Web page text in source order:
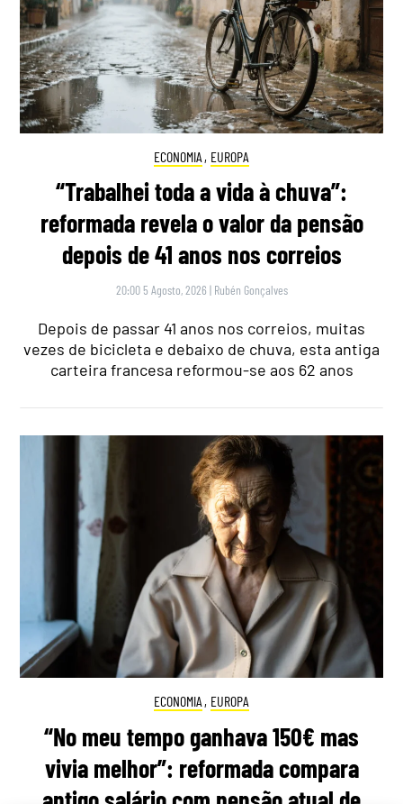
ECONOMIA , EUROPA
“Trabalhei toda a vida à chuva”:
reformada revela o valor da pensão
depois de 41 anos nos correios
20:00 5 Agosto, 2026 | Rubén Gonçalves
Depois de passar 41 anos nos correios, muitas
vezes de bicicleta e debaixo de chuva, esta antiga
carteira francesa reformou-se aos 62 anos
ECONOMIA , EUROPA
“No meu tempo ganhava 150€ mas
vivia melhor”: reformada compara